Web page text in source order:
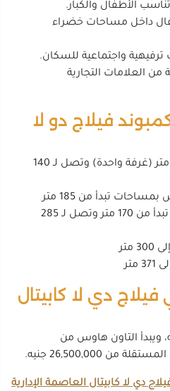
الأطفال والكبار.
داخل مساحات خضراء
التجارية
فيلاج دو لا
شقق سكنية تبدأ من 66 متر (غرفة واحدة) وتصل لـ 140
تبدأ من 185 متر
فيلات مستقلة بـ 3 غرف تبدأ من 170 متر وتصل لـ 285
دي لا كابيتال
5,500,000 جنيه، ويبدأ التاون هاوس من
دي لا كابيتال العاصمة الإدارية